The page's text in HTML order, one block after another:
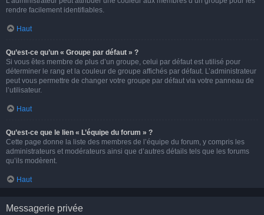
rendre facilement identifiables.
Haut
Qu’est-ce qu’un « Groupe par défaut » ?
Si vous êtes membre de plus d’un groupe, celui par défaut est utilisé pour
déterminer le rang et la couleur de groupe affichés par défaut. L’administrateur
peut vous permettre de changer votre groupe par défaut via votre panneau de
l’utilisateur.
Haut
Qu’est-ce que le lien « L’équipe du forum » ?
Cette page donne la liste des membres de l’équipe du forum, y compris les
administrateurs et modérateurs ainsi que d’autres détails tels que les forums
qu’ils modèrent.
Haut
Messagerie privée